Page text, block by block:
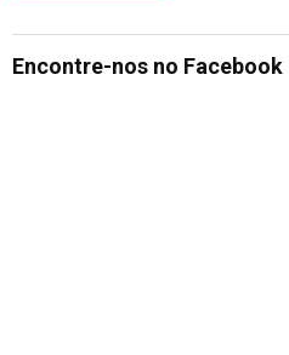
Encontre-nos no Facebook